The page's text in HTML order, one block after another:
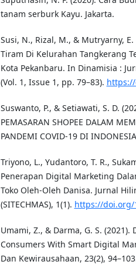
tanam serburk Kayu. Jakarta.
Susi, N., Rizal, M., & Mutryarny,
Tiram Di Kelurahan Tangkerang
Kota Pekanbaru. In Dinamisia :
(Vol. 1, Issue 1, pp. 79–83).
Suswanto, P., & Setiawati, S. D.
PEMASARAN SHOPEE DALAM
PANDEMI COVID-19 DI
Triyono, L., Yudantoro, T. R.,
Penerapan Digital Marketing
Toko Oleh-Oleh Danisa. Jurnal
(SITECHMAS), 1(1). https://doi.org/
Umami, Z., & Darma, G. S.
Consumers With Smart Digital
Dan Kewirausahaan, 23(2),